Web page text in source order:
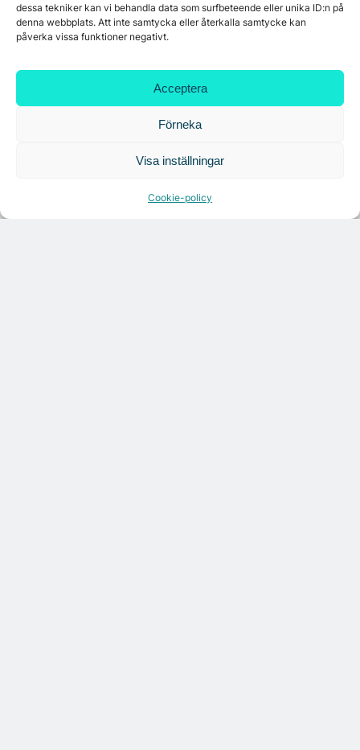
dessa tekniker kan vi behandla data som surfbeteende eller unika ID:n på
denna webbplats. Att inte samtycka eller återkalla samtycke kan
påverka vissa funktioner negativt.
Acceptera
Förneka
Visa inställningar
Cookie-policy
7A återöppnar mötesvåning på Vasagatan
Tandem Health flyttar till Kungsgatan